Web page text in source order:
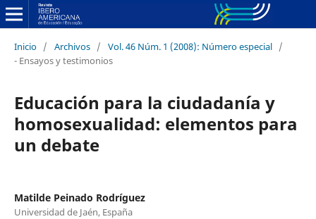
Inicio / Archivos / Vol. 46 Núm. 1 (2008): Número especial /
- Ensayos y testimonios
Educación para la ciudadanía y
homosexualidad: elementos para
un debate
Matilde Peinado Rodríguez
Universidad de Jaén, España